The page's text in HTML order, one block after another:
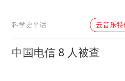
科学史平话 云音乐
中国电信 8 人被查